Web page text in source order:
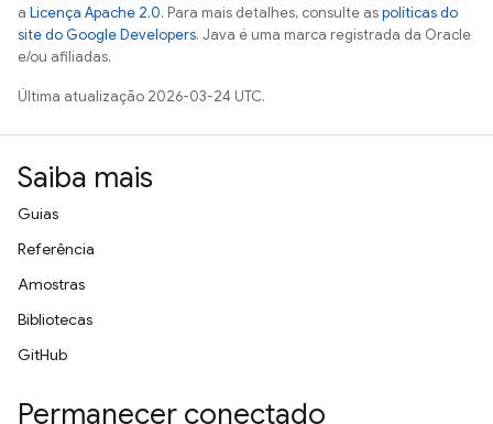
a Licença Apache 2.0. Para mais detalhes, consulte aspolíticas do
site do Google Developers. Java é uma marca registrada da Oracle
e/ou afiliadas.
Última atualização 2026-03-24 UTC.
Saiba mais
Guias
Referência
Amostras
Bibliotecas
GitHub
Permanecer conectado